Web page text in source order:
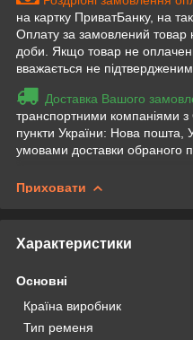
на картку ПриватБанку, на
Оплату за замовлений товар
доби. Якщо товар не
вважається не підтвердженим
Доставка Вашого
транспортними компаніями з
пункти України: Нова пошта,
умовами доставки обраного
Приховати
Характеристики
Основні
Країна виробник
Тип ременя